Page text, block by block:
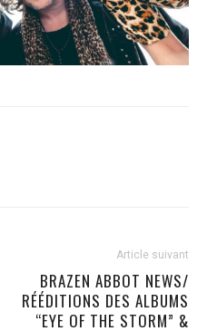
Article suivant
BRAZEN ABBOT NEWS/
RÉÉDITIONS DES ALBUMS
“EYE OF THE STORM” &